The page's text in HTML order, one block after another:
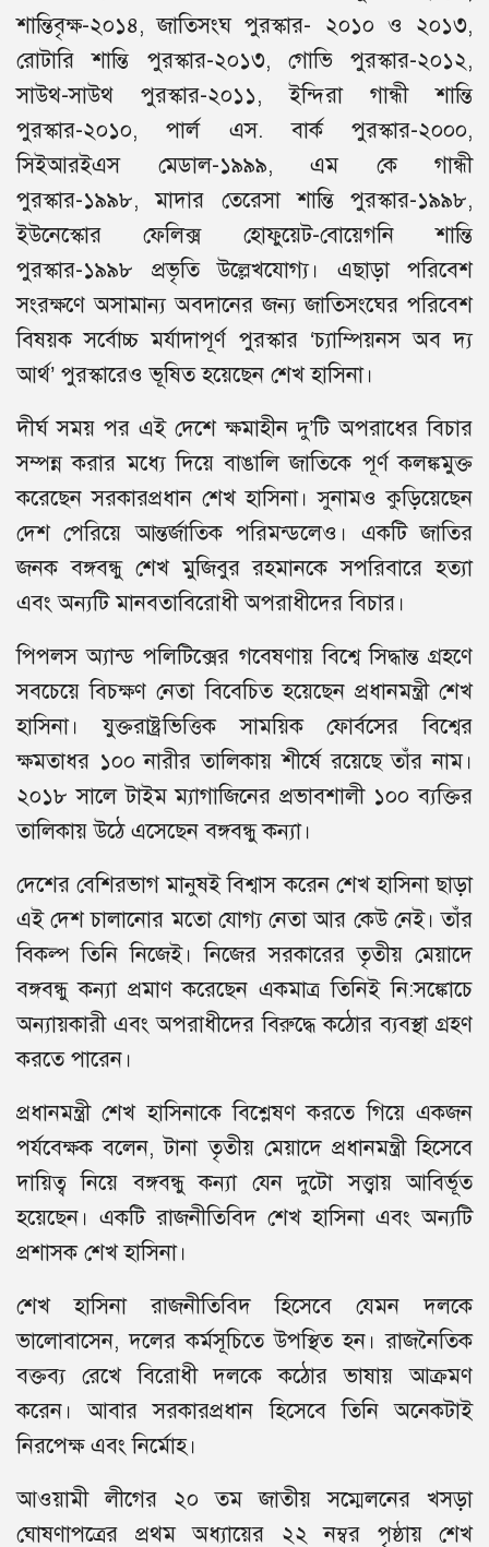
শান্তিবৃক্ষ-২০১৪, জাতিসংঘ পুরস্কার- ২০১০ ও ২০১৩,
রোটারি শান্তি পুরস্কার-২০১৩, গোভি পুরস্কার-২০১২,
সাউথ-সাউথ পুরস্কার-২০১১, ইন্দিরা গান্ধী শান্তি
পুরস্কার-২০১০, পার্ল এস. বার্ক পুরস্কার-২০০০,
সিইআরইএস মেডাল-১৯৯৯, এম কে গান্ধী
পুরস্কার-১৯৯৮, মাদার তেরেসা শান্তি পুরস্কার-১৯৯৮,
ইউনেস্কোর ফেলিক্স হোফুয়েট-বোয়েগনি শান্তি
পুরস্কার-১৯৯৮ প্রভৃতি উল্লেখযোগ্য। এছাড়া পরিবেশ
সংরক্ষণে অসামান্য অবদানের জন্য জাতিসংঘের পরিবেশ
বিষয়ক সর্বোচ্চ মর্যাদাপূর্ণ পুরস্কার ‘চ্যাম্পিয়নস অব দ্য
আর্থ’ পুরস্কারেও ভূষিত হয়েছেন শেখ হাসিনা।
দীর্ঘ সময় পর এই দেশে ক্ষমাহীন দু’টি অপরাধের বিচার
সম্পন্ন করার মধ্যে দিয়ে বাঙালি জাতিকে পূর্ণ কলঙ্কমুক্ত
করেছেন সরকারপ্রধান শেখ হাসিনা। সুনামও কুড়িয়েছেন
দেশ পেরিয়ে আন্তর্জাতিক পরিমন্ডলেও। একটি জাতির
জনক বঙ্গবন্ধু শেখ মুজিবুর রহমানকে সপরিবারে হত্যা
এবং অন্যটি মানবতাবিরোধী অপরাধীদের বিচার।
পিপলস অ্যান্ড পলিটিক্সের গবেষণায় বিশ্বে সিদ্ধান্ত গ্রহণে
সবচেয়ে বিচক্ষণ নেতা বিবেচিত হয়েছেন প্রধানমন্ত্রী শেখ
হাসিনা। যুক্তরাষ্ট্রভিত্তিক সাময়িক ফোর্বসের বিশ্বের
ক্ষমতাধর ১০০ নারীর তালিকায় শীর্ষে রয়েছে তাঁর নাম।
২০১৮ সালে টাইম ম্যাগাজিনের প্রভাবশালী ১০০ ব্যক্তির
তালিকায় উঠে এসেছেন বঙ্গবন্ধু কন্যা।
দেশের বেশিরভাগ মানুষই বিশ্বাস করেন শেখ হাসিনা ছাড়া
এই দেশ চালানোর মতো যোগ্য নেতা আর কেউ নেই। তাঁর
বিকল্প তিনি নিজেই। নিজের সরকারের তৃতীয় মেয়াদে
বঙ্গবন্ধু কন্যা প্রমাণ করেছেন একমাত্র তিনিই নি:সঙ্কোচে
অন্যায়কারী এবং অপরাধীদের বিরুদ্ধে কঠোর ব্যবস্থা গ্রহণ
করতে পারেন।
প্রধানমন্ত্রী শেখ হাসিনাকে বিশ্লেষণ করতে গিয়ে একজন
পর্যবেক্ষক বলেন, টানা তৃতীয় মেয়াদে প্রধানমন্ত্রী হিসেবে
দায়িত্ব নিয়ে বঙ্গবন্ধু কন্যা যেন দুটো সত্ত্বায় আবির্ভূত
হয়েছেন। একটি রাজনীতিবিদ শেখ হাসিনা এবং অন্যটি
প্রশাসক শেখ হাসিনা।
শেখ হাসিনা রাজনীতিবিদ হিসেবে যেমন দলকে
ভালোবাসেন, দলের কর্মসূচিতে উপস্থিত হন। রাজনৈতিক
বক্তব্য রেখে বিরোধী দলকে কঠোর ভাষায় আক্রমণ
করেন। আবার সরকারপ্রধান হিসেবে তিনি অনেকটাই
নিরপেক্ষ এবং নির্মোহ।
আওয়ামী লীগের ২০ তম জাতীয় সম্মেলনের খসড়া
ঘোষণাপত্রের প্রথম অধ্যায়ের ২২ নম্বর পৃষ্ঠায় শেখ